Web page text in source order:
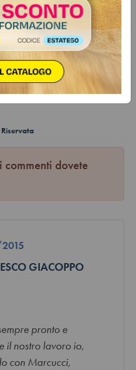
pubblicità su una fantomatica
oltre a riportare in sintesi
ecc) chiudeva con la
SCRIVANIA NON HAI
commenti dovete
GIACOPPO
pronto e
il nostro lavoro io,
con Marcucci,